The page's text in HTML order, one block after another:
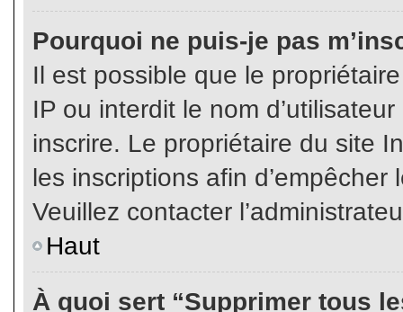
Pourquoi ne puis-je pas
Il est possible que le
IP ou interdit le nom
inscrire. Le propriétaire du site
les inscriptions afin d’empêcher
Veuillez contacter
Haut
À quoi sert “Supprimer tous